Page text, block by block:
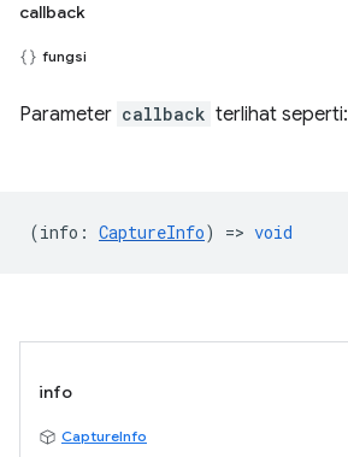
callback
fungsi
Parameter callback terlihat seperti:
(info : CaptureInfo) => void
info
CaptureInfo